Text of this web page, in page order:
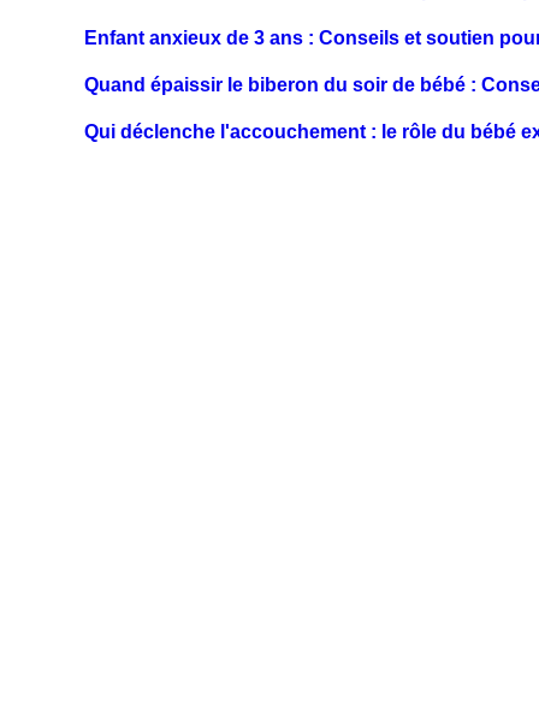
Enfant anxieux de 3 ans : Conseils et soutien
Quand épaissir le biberon du soir de bébé :
Qui déclenche l'accouchement : le rôle du bébé